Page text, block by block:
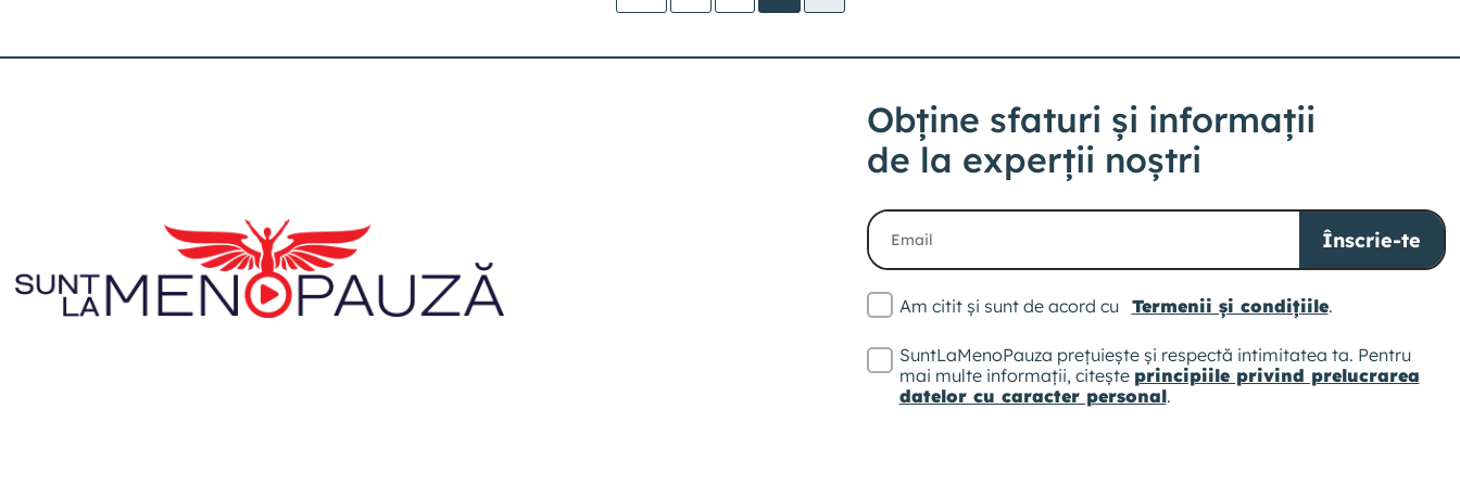
Obține sfaturi și informații
de la experții noștri
Înscrie-te
Am citit și sunt de acord cu Termenii și condițiile.
SuntLaMenoPauza prețuiește și respectă intimitatea ta. Pentru
mai multe informații, citește principiile privind prelucrarea
datelor cu caracter personal.